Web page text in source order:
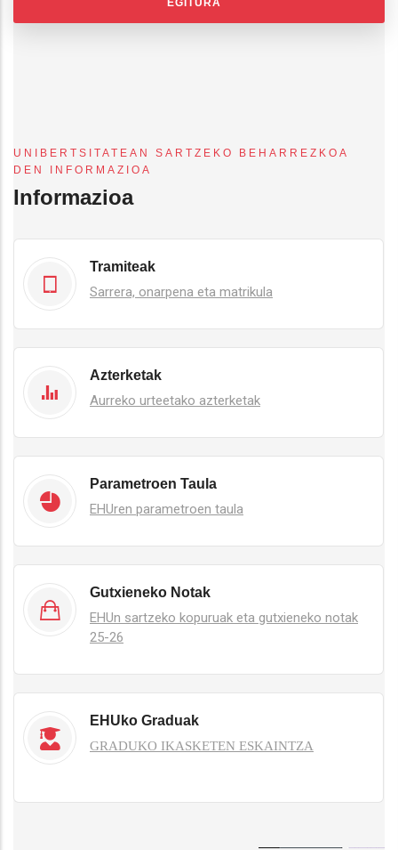
UNIBERTSITATEAN SARTZEKO BEHARREZKOA
DEN INFORMAZIOA
Informazioa
Tramiteak
Sarrera, onarpena eta matrikula
Azterketak
Aurreko urteetako azterketak
Parametroen Taula
EHUren parametroen taula
Gutxieneko Notak
EHUn sartzeko kopuruak eta gutxieneko notak
25-26
EHUko Graduak
GRADUKO IKASKETEN ESKAINTZA